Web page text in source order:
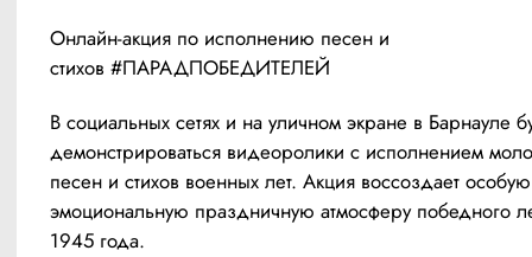
Онлайн-акция по исполнению песен и
стихов #ПАРАДПОБЕДИТЕЛЕЙ
В социальных сетях и на уличном экране в Барнауле
демонстрироваться видеоролики с исполнением
песен и стихов военных лет. Акция воссоздает особую
эмоциональную праздничную атмосферу победного
1945 года.